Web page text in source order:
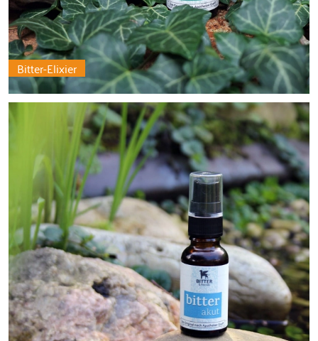
Bitter-Elixier